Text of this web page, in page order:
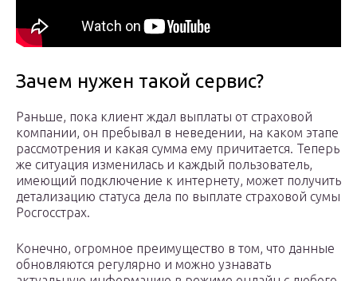
Зачем нужен такой сервис?
Раньше, пока клиент ждал выплаты от страховой
компании, он пребывал в неведении, на каком этапе
рассмотрения и какая сумма ему причитается. Теперь
же ситуация изменилась и каждый пользователь,
имеющий подключение к интернету, может получить
детализацию статуса дела по выплате страховой сумы
Росгосстрах.
Конечно, огромное преимущество в том, что данные
обновляются регулярно и можно узнавать